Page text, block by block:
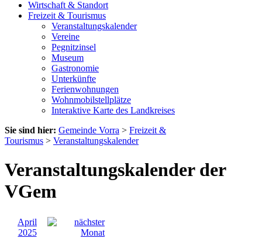
Wirtschaft & Standort
Freizeit & Tourismus
Veranstaltungskalender
Vereine
Pegnitzinsel
Museum
Gastronomie
Unterkünfte
Ferienwohnungen
Wohnmobilstellplätze
Interaktive Karte des Landkreises
Sie sind hier: Gemeinde Vorra > Freizeit &
Tourismus > Veranstaltungskalender
Veranstaltungskalender der
VGem
April
2025